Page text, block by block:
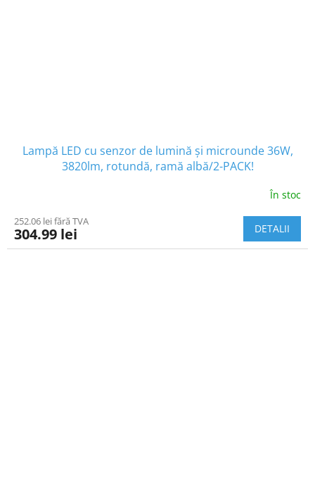
Lampă LED cu senzor de lumină și microunde 36W,
3820lm, rotundă, ramă albă/2-PACK!
În stoc
252.06 lei fără TVA
304.99 lei DETALII